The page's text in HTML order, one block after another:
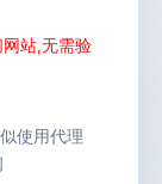
站,无需验
似使用代理